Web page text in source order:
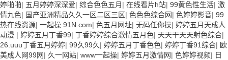
婷啪啪| 五月婷婷深深爱| 综合色色五月 | 在线看片h站| 99黄色性生活| 激
情九色| 国产亚洲精品久久一区二区三区| 色色色综合网| 色婷婷影音| 99
热在线资源| 一起操 91N.com| 色五月网址| 无码任你操| 婷婷五月天成人
动漫 | 婷婷五月丁香99| 丁香婷婷综合激情五月色| 天天干天天射色综合|
26.uuu丁香五月婷婷| 99久99久 | 婷婷五月丁香色色| 婷婷丁香91综合| 欧
美成人网99网| 久一网站| www一起操| 婷婷五月激情网| 色婷婷视频| 日